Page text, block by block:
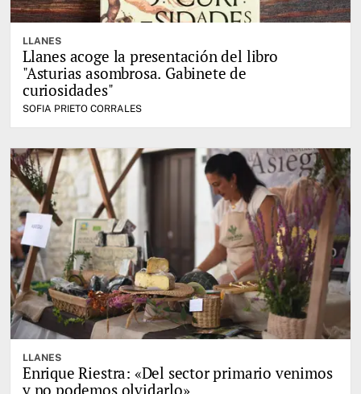
LLANES
Llanes acoge la presentación del libro
"Asturias asombrosa. Gabinete de
curiosidades"
SOFIA PRIETO CORRALES
LLANES
Enrique Riestra: «Del sector primario venimos
y no podemos olvidarlo»